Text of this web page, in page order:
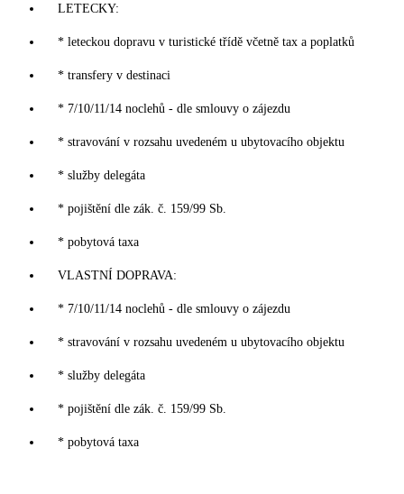
LETECKY:
* leteckou dopravu v turistické třídě včetně tax a poplatků
* transfery v destinaci
* 7/10/11/14 noclehů - dle smlouvy o zájezdu
* stravování v rozsahu uvedeném u ubytovacího objektu
* služby delegáta
* pojištění dle zák. č. 159/99 Sb.
* pobytová taxa
VLASTNÍ DOPRAVA:
* 7/10/11/14 noclehů - dle smlouvy o zájezdu
* stravování v rozsahu uvedeném u ubytovacího objektu
* služby delegáta
* pojištění dle zák. č. 159/99 Sb.
* pobytová taxa